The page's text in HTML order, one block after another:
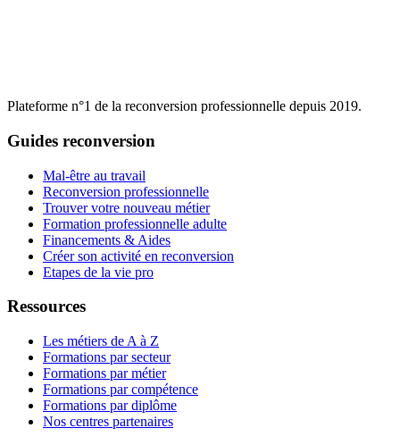
Plateforme n°1 de la reconversion professionnelle depuis 2019.
Guides reconversion
Mal-être au travail
Reconversion professionnelle
Trouver votre nouveau métier
Formation professionnelle adulte
Financements & Aides
Créer son activité en reconversion
Etapes de la vie pro
Ressources
Les métiers de A à Z
Formations par secteur
Formations par métier
Formations par compétence
Formations par diplôme
Nos centres partenaires